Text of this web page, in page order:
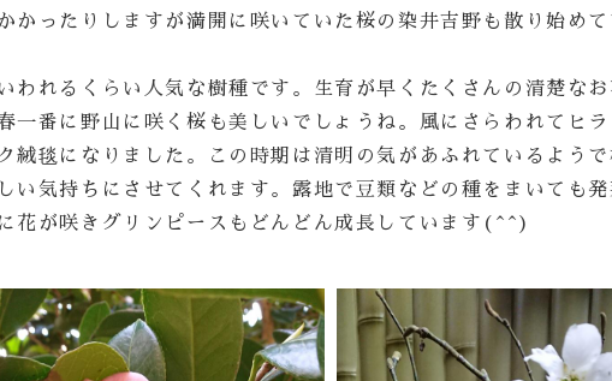
かったりしますが満開に咲いていた桜の染井吉野も散り始め
われるくらい人気な樹種です。生育が早くたくさんの清楚な
一番に野山に咲く桜も美しいでしょうね。風にさらわれてヒ
絨毯になりました。この時期は清明の気があふれているよう
い気持ちにさせてくれます。露地で豆類などの種をまいても
花が咲きグリンピースもどんどん成長しています(^^)